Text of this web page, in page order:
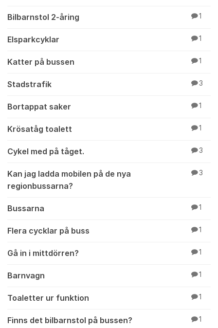
Bilbarnstol 2-åring 1
Elsparkcyklar 1
Katter på bussen 1
Stadstrafik 3
Bortappat saker 1
Krösatåg toalett 1
Cykel med på tåget. 3
Kan jag ladda mobilen på de nya
regionbussarna?
3
Bussarna 1
Flera cycklar på buss 1
Gå in i mittdörren? 1
Barnvagn 1
Toaletter ur funktion 1
Finns det bilbarnstol på bussen? 1